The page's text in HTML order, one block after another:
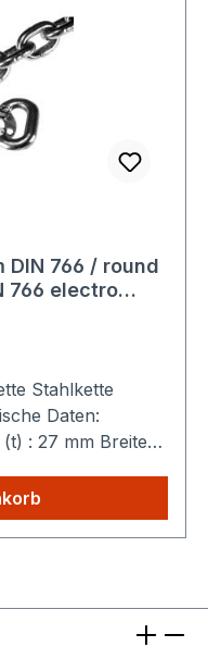
DIN 766 / round
766 electro
Daten:
: 27 mm Breite
Egal wie
Shop kaufen,